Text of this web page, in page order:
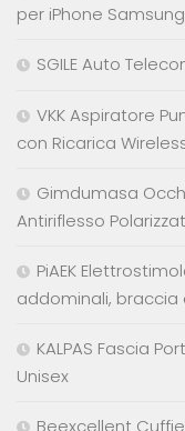
per iPhone
SGILE Auto
VKK Aspiratore
con Ricarica
Gimdumasa
Antiriflesso
PiAEK
addominali,
KALPAS Fascia
Unisex